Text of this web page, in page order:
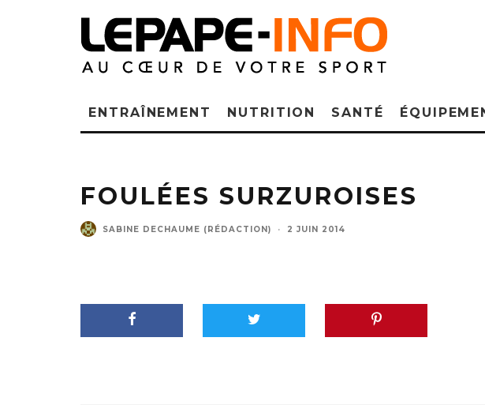
ENTRAÎNEMENT NUTRITION SANTÉ
FOULÉES SURZUROISES
SABINE DECHAUME (RÉDACTION) · 2 JUIN 2014